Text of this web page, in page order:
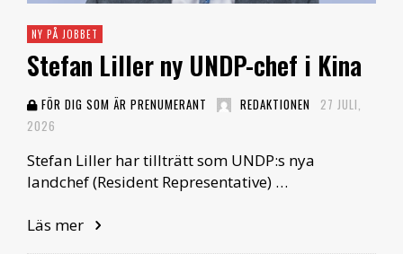
NY PÅ JOBBET
Stefan Liller ny UNDP-chef i Kina
FÖR DIG SOM ÄR PRENUMERANT REDAKTIONEN
27 JULI,
2026
Stefan Liller har tillträtt som UNDP:s nya
landchef (Resident Representative) …
Läs mer